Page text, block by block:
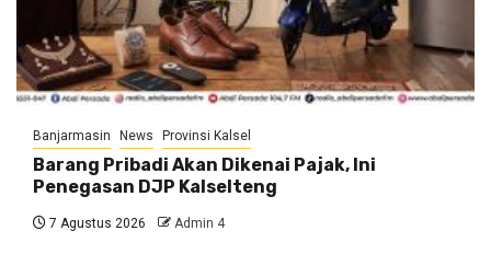
Banjarmasin News Provinsi Kalsel
Barang Pribadi Akan Dikenai Pajak, Ini
Penegasan DJP Kalselteng
7 Agustus 2026 Admin 4